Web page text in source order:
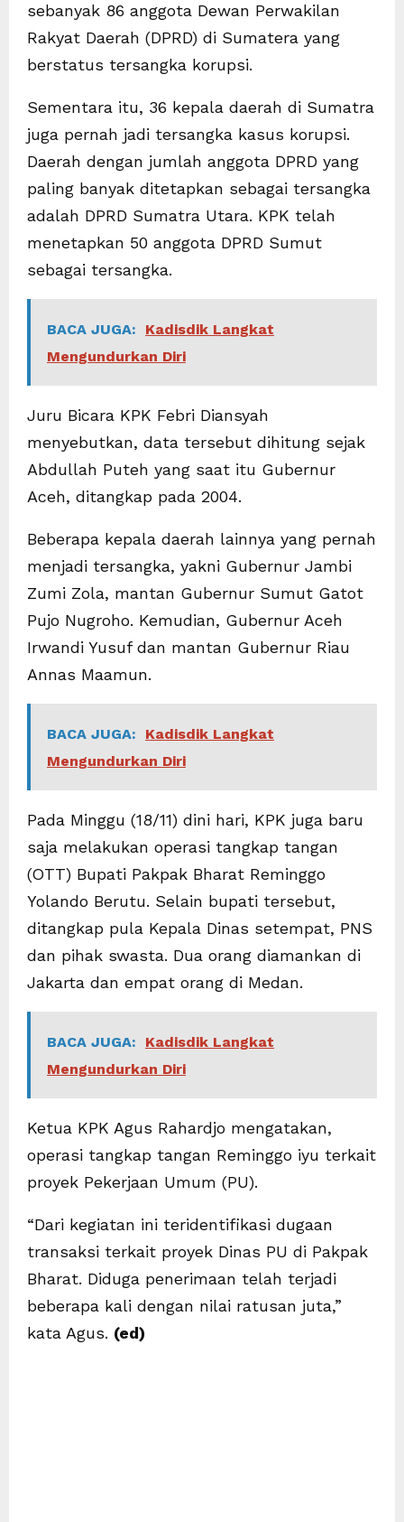
sebanyak 86 anggota Dewan Perwakilan
Rakyat Daerah (DPRD) di Sumatera yang
berstatus tersangka korupsi.
Sementara itu, 36 kepala daerah di Sumatra
juga pernah jadi tersangka kasus korupsi.
Daerah dengan jumlah anggota DPRD yang
paling banyak ditetapkan sebagai tersangka
adalah DPRD Sumatra Utara. KPK telah
menetapkan 50 anggota DPRD Sumut
sebagai tersangka.
BACA JUGA:
Kadisdik Langkat
Mengundurkan Diri
Juru Bicara KPK Febri Diansyah
menyebutkan, data tersebut dihitung sejak
Abdullah Puteh yang saat itu Gubernur
Aceh, ditangkap pada 2004.
Beberapa kepala daerah lainnya yang pernah
menjadi tersangka, yakni Gubernur Jambi
Zumi Zola, mantan Gubernur Sumut Gatot
Pujo Nugroho. Kemudian, Gubernur Aceh
Irwandi Yusuf dan mantan Gubernur Riau
Annas Maamun.
BACA JUGA:
Kadisdik Langkat
Mengundurkan Diri
Pada Minggu (18/11) dini hari, KPK juga baru
saja melakukan operasi tangkap tangan
(OTT) Bupati Pakpak Bharat Reminggo
Yolando Berutu. Selain bupati tersebut,
ditangkap pula Kepala Dinas setempat, PNS
dan pihak swasta. Dua orang diamankan di
Jakarta dan empat orang di Medan.
BACA JUGA:
Kadisdik Langkat
Mengundurkan Diri
Ketua KPK Agus Rahardjo mengatakan,
operasi tangkap tangan Reminggo iyu terkait
proyek Pekerjaan Umum (PU).
“Dari kegiatan ini teridentifikasi dugaan
transaksi terkait proyek Dinas PU di Pakpak
Bharat. Diduga penerimaan telah terjadi
beberapa kali dengan nilai ratusan juta,”
kata Agus. (ed)